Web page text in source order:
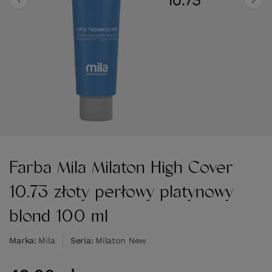
Farba Mila Milaton High Cover
10.73 złoty perłowy platynowy
blond 100 ml
Marka Mila Seria Milaton New